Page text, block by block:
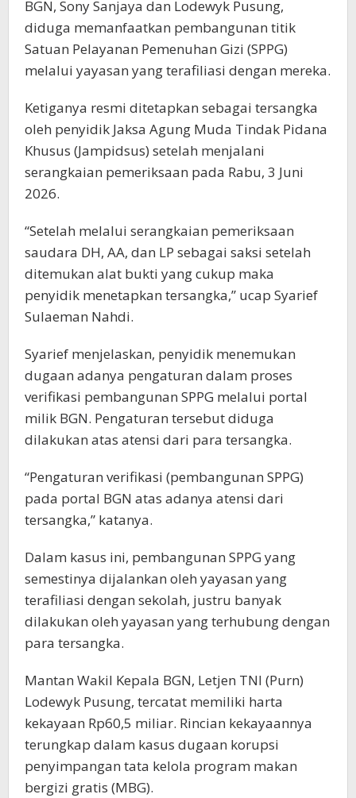
BGN, Sony Sanjaya dan Lodewyk Pusung,
diduga memanfaatkan pembangunan titik
Satuan Pelayanan Pemenuhan Gizi (SPPG)
melalui yayasan yang terafiliasi dengan mereka.
Ketiganya resmi ditetapkan sebagai tersangka
oleh penyidik Jaksa Agung Muda Tindak Pidana
Khusus (Jampidsus) setelah menjalani
serangkaian pemeriksaan pada Rabu, 3 Juni
2026.
“Setelah melalui serangkaian pemeriksaan
saudara DH, AA, dan LP sebagai saksi setelah
ditemukan alat bukti yang cukup maka
penyidik menetapkan tersangka,” ucap Syarief
Sulaeman Nahdi.
Syarief menjelaskan, penyidik menemukan
dugaan adanya pengaturan dalam proses
verifikasi pembangunan SPPG melalui portal
milik BGN. Pengaturan tersebut diduga
dilakukan atas atensi dari para tersangka.
“Pengaturan verifikasi (pembangunan SPPG)
pada portal BGN atas adanya atensi dari
tersangka,” katanya.
Dalam kasus ini, pembangunan SPPG yang
semestinya dijalankan oleh yayasan yang
terafiliasi dengan sekolah, justru banyak
dilakukan oleh yayasan yang terhubung dengan
para tersangka.
Mantan Wakil Kepala BGN, Letjen TNI (Purn)
Lodewyk Pusung, tercatat memiliki harta
kekayaan Rp60,5 miliar. Rincian kekayaannya
terungkap dalam kasus dugaan korupsi
penyimpangan tata kelola program makan
bergizi gratis (MBG).